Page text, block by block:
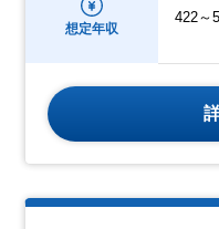
想定年収
422～